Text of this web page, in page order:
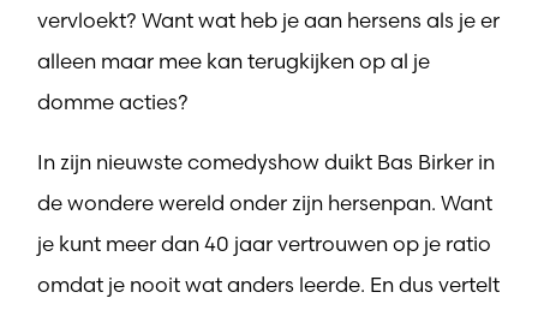
vervloekt? Want wat heb je aan hersens als je er
alleen maar mee kan terugkijken op al je
domme acties?
In zijn nieuwste comedyshow duikt Bas Birker in
de wondere wereld onder zijn hersenpan. Want
je kunt meer dan 40 jaar vertrouwen op je ratio
omdat je nooit wat anders leerde. En dus vertelt